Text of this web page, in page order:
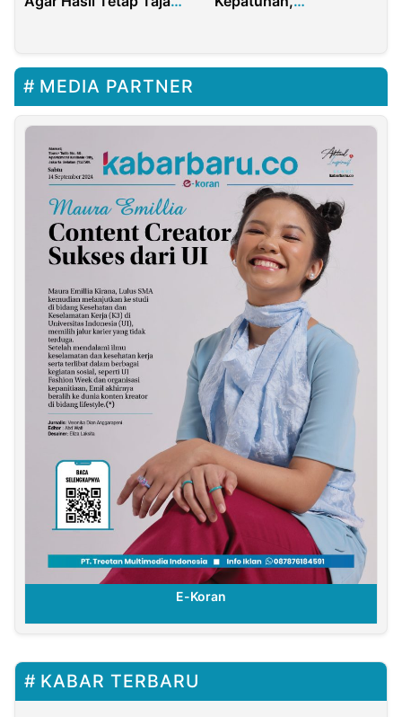
MEDIA PARTNER
E-Koran
KABAR TERBARU